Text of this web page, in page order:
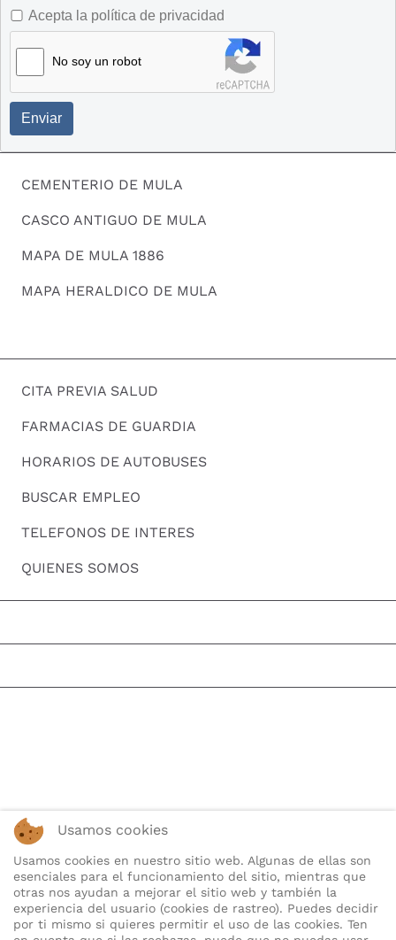
Acepta la política de privacidad
No soy un robot
Enviar
CEMENTERIO DE MULA
CASCO ANTIGUO DE MULA
MAPA DE MULA 1886
MAPA HERALDICO DE MULA
CITA PREVIA SALUD
FARMACIAS DE GUARDIA
HORARIOS DE AUTOBUSES
BUSCAR EMPLEO
TELEFONOS DE INTERES
QUIENES SOMOS
Usamos cookies
Usamos cookies en nuestro sitio web. Algunas de ellas son
esenciales para el funcionamiento del sitio, mientras que
otras nos ayudan a mejorar el sitio web y también la
experiencia del usuario (cookies de rastreo). Puedes decidir
por ti mismo si quieres permitir el uso de las cookies. Ten